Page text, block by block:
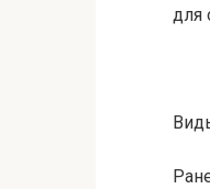
для